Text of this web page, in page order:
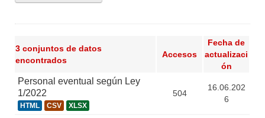
3 conjuntos de datos
encontrados
Accesos
Fecha de
actualizaci
ón
Personal eventual según Ley
1/2022
HTML CSV XLSX
504
16.06.202
6